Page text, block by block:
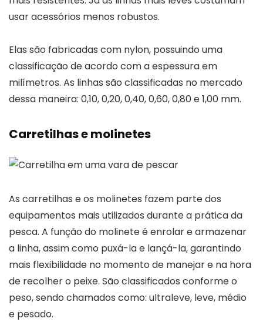
usar acessórios menos robustos.
Elas são fabricadas com nylon, possuindo uma
classificação de acordo com a espessura em
milímetros. As linhas são classificadas no mercado
dessa maneira: 0,10, 0,20, 0,40, 0,60, 0,80 e 1,00 mm.
Carretilhas e molinetes
As carretilhas e os molinetes fazem parte dos
equipamentos mais utilizados durante a prática da
pesca. A função do molinete é enrolar e armazenar
a linha, assim como puxá-la e lançá-la, garantindo
mais flexibilidade no momento de manejar e na hora
de recolher o peixe. São classificados conforme o
peso, sendo chamados como: ultraleve, leve, médio
e pesado.